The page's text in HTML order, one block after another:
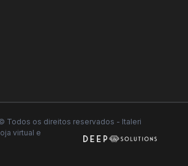
Todos os direitos reservados - Italeri
virtual e